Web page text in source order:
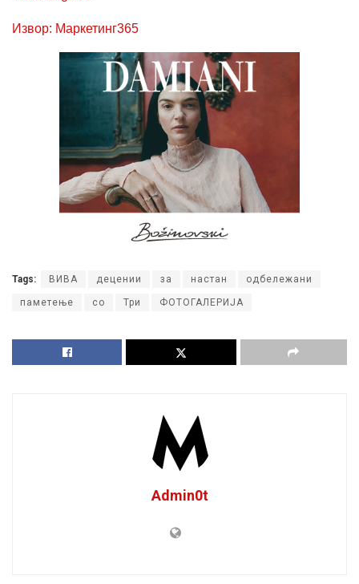
Извор: Маркетинг365
Tags: ВИВА децении за настан одбележани
паметење со Три ФОТОГАЛЕРИЈА
Admin0t